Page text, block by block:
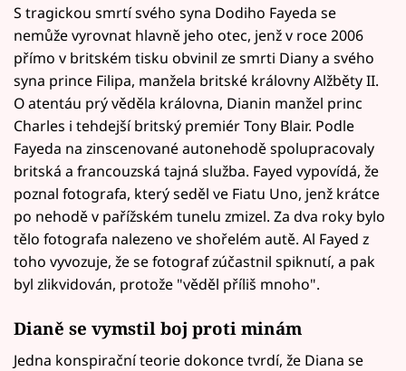
S tragickou smrtí svého syna Dodiho Fayeda se
nemůže vyrovnat hlavně jeho otec, jenž v roce 2006
přímo v britském tisku obvinil ze smrti Diany a svého
syna prince Filipa, manžela britské královny Alžběty II.
O atentáu prý věděla královna, Dianin manžel princ
Charles i tehdejší britský premiér Tony Blair. Podle
Fayeda na zinscenované autonehodě spolupracovaly
britská a francouzská tajná služba. Fayed vypovídá, že
poznal fotografa, který seděl ve Fiatu Uno, jenž krátce
po nehodě v pařížském tunelu zmizel. Za dva roky bylo
tělo fotografa nalezeno ve shořelém autě. Al Fayed z
toho vyvozuje, že se fotograf zúčastnil spiknutí, a pak
byl zlikvidován, protože "věděl příliš mnoho".
Dianě se vymstil boj proti minám
Jedna konspirační teorie dokonce tvrdí, že Diana se